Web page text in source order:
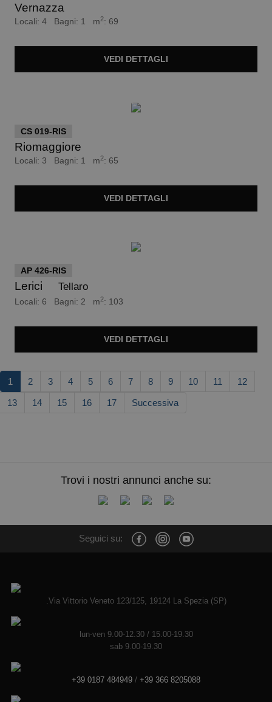
Vernazza
Locali: 4 Bagni: 1 m2: 69
VEDI DETTAGLI
Trattativa Riservata
CS 019-RIS
Riomaggiore
Locali: 3 Bagni: 1 m2: 65
VEDI DETTAGLI
AP 426-RIS
Lerici Tellaro
Locali: 6 Bagni: 2 m2: 103
VEDI DETTAGLI
1 2 3 4 5 6 7 8 9 10 11 12
13 14 15 16 17 Successiva
Trovi i nostri annunci anche su:
Seguici su:
.Via Vittorio Veneto 123/125, 19124 La Spezia (SP)
lun-ven 9.00-12.30 / 15.00-19.30
sab 9.00-19.30
+39 0187 484949 / +39 366 8205088